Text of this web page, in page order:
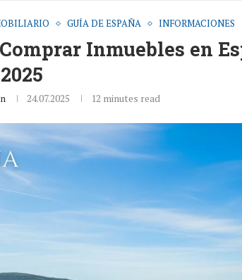
GUÍA DE ESPAÑA INFORMACIONES
Inmuebles en
24.07.2025 12 minutes read